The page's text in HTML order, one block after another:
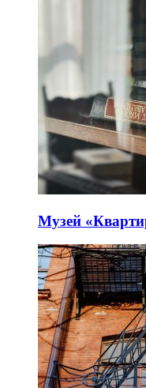
Музей